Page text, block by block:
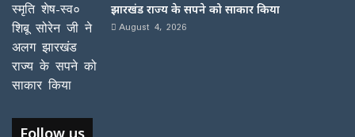
झारखंड राज्य के सपने को साकार किया
August 4, 2026
Follow us